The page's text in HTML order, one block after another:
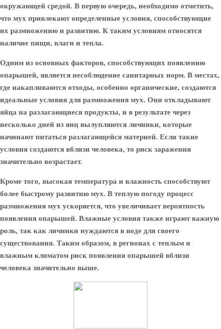
окружающей средой. В первую очередь, необходимо отметить,
что мух привлекают определенные условия, способствующие
их размножению и развитию. К таким условиям относятся
наличие пищи, влаги и тепла.
Одним из основных факторов, способствующих появлению
опарышей, является несоблюдение санитарных норм. В местах,
где накапливаются отходы, особенно органические, создаются
идеальные условия для размножения мух. Они откладывают
яйца на разлагающиеся продукты, и в результате через
несколько дней из яиц вылупляются личинки, которые
начинают питаться разлагающейся материей. Если такие
условия создаются вблизи человека, то риск заражения
значительно возрастает.
Кроме того, высокая температура и влажность способствуют
более быстрому развитию мух. В теплую погоду процесс
размножения мух ускоряется, что увеличивает вероятность
появления опарышей. Влажные условия также играют важную
роль, так как личинки нуждаются в воде для своего
существования. Таким образом, в регионах с теплым и
влажным климатом риск появления опарышей вблизи
человека значительно выше.